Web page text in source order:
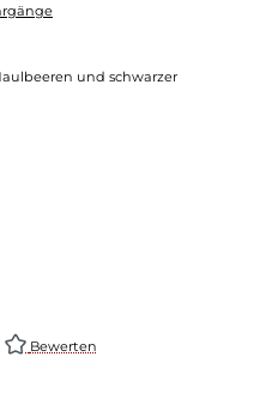
und schwarzer
Bewerten